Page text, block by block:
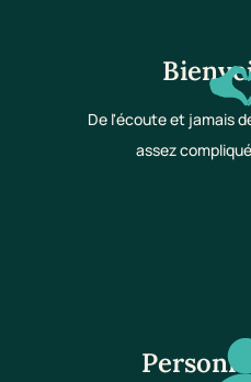
De l'écoute et jamais
assez